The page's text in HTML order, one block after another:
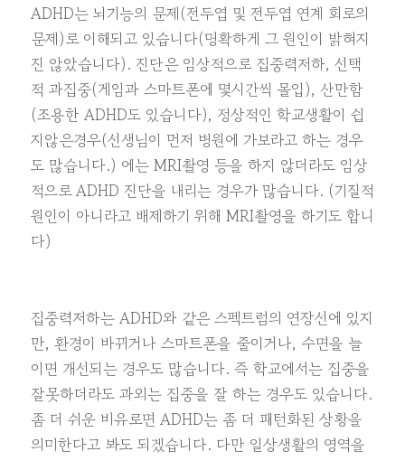
ADHD는 뇌기능의 문제(전두엽 및 전두엽 연계 회로의
문제)로 이해되고 있습니다(명확하게 그 원인이 밝혀지
진 않았습니다). 진단은 임상적으로 집중력저하, 선택
적 과집중(게임과 스마트폰에 몇시간씩 몰입), 산만함
(조용한 ADHD도 있습니다), 정상적인 학교생활이 쉽
지않은경우(선생님이 먼저 병원에 가보라고 하는 경우
도 많습니다.) 에는 MRI촬영 등을 하지 않더라도 임상
적으로 ADHD 진단을 내리는 경우가 많습니다. (기질적
원인이 아니라고 배제하기 위해 MRI촬영을 하기도 합니
다)
집중력저하는 ADHD와 같은 스펙트럼의 연장선에 있지
만, 환경이 바뀌거나 스마트폰을 줄이거나, 수면을 늘
이면 개선되는 경우도 많습니다. 즉 학교에서는 집중을
잘못하더라도 과외는 집중을 잘 하는 경우도 있습니다.
좀 더 쉬운 비유로면 ADHD는 좀 더 패턴화된 상황을
의미한다고 봐도 되겠습니다. 다만 일상생활의 영역을